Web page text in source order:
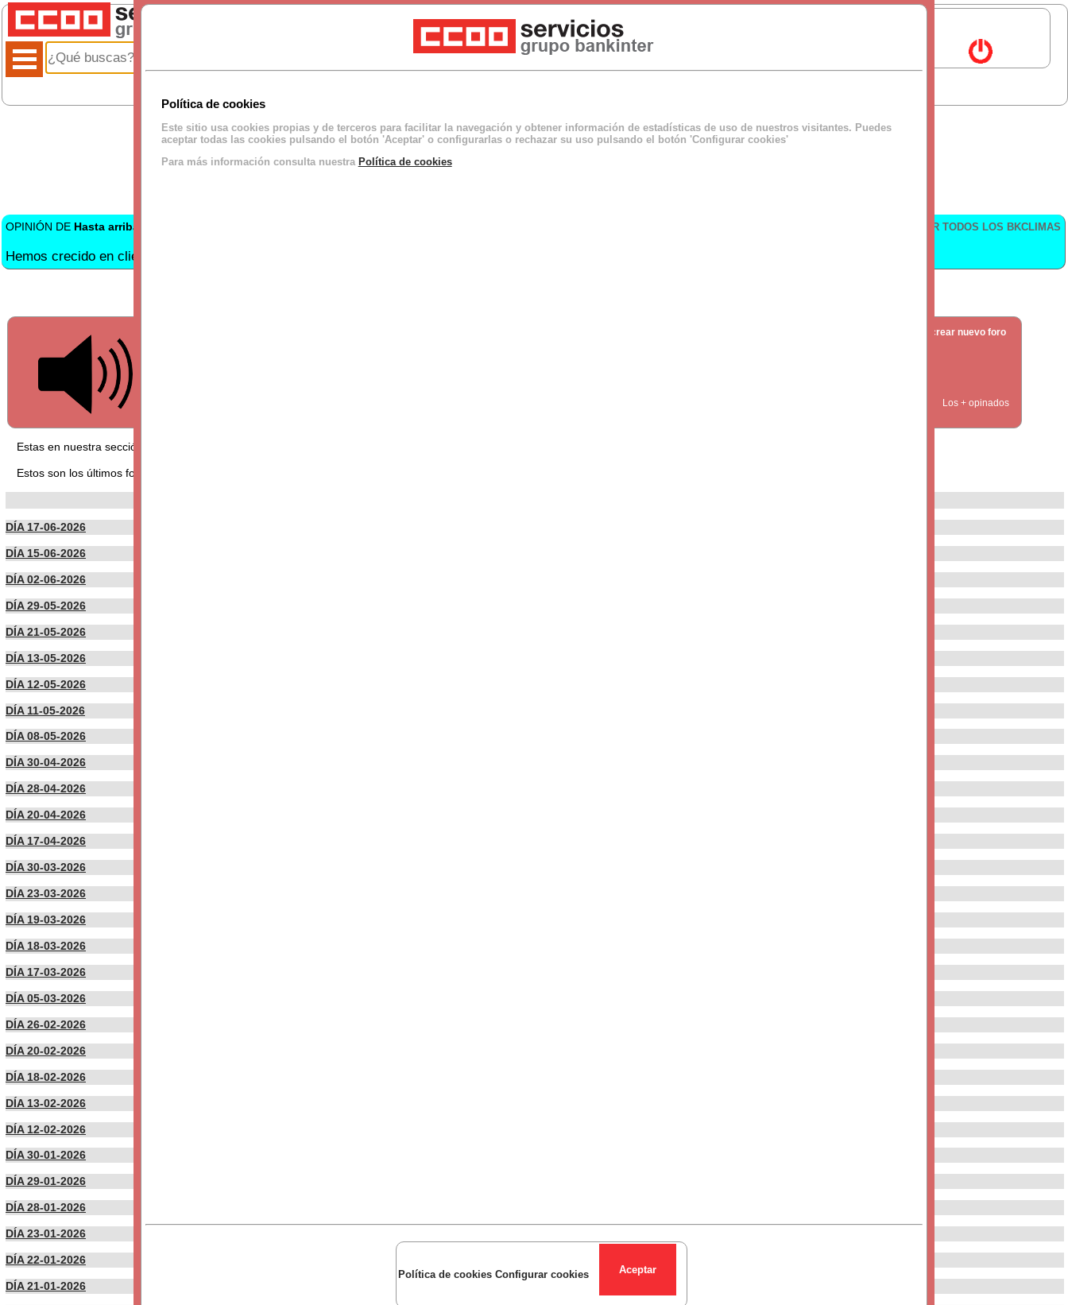
Política de cookies
Este sitio usa cookies propias y de terceros para facilitar la navegación y obtener información de estadísticas de uso de nuestros visitantes. Puedes
aceptar todas las cookies pulsando el botón 'Aceptar' o configurarlas o rechazar su uso pulsando el botón 'Configurar cookies'
Para más información consulta nuestra Política de cookies
Política de cookies Configurar cookies
OPINIÓN DE Hasta arriba VER TODOS LOS BKCLIMAS
Hemos crecido en clientes y no en personal. Vivimos perpetuamente sobrecargados de trabajo. Se pierde la ilusión por trabajar.
crear nuevo foro
Estas en nuestra sección FORO, puedes leer los foros aquí presentados o publicar uno
Estos son los últimos foros publicados por nuestros usuarios:
DÍA 17-06-2026
DÍA 15-06-2026
DÍA 02-06-2026
DÍA 29-05-2026
DÍA 21-05-2026
DÍA 13-05-2026
DÍA 12-05-2026
DÍA 11-05-2026
DÍA 08-05-2026
DÍA 30-04-2026
DÍA 28-04-2026
DÍA 20-04-2026
DÍA 17-04-2026
DÍA 30-03-2026
DÍA 23-03-2026
DÍA 19-03-2026
DÍA 18-03-2026
DÍA 17-03-2026
DÍA 05-03-2026
DÍA 26-02-2026
DÍA 20-02-2026
DÍA 18-02-2026
DÍA 13-02-2026
DÍA 12-02-2026
DÍA 30-01-2026
DÍA 29-01-2026
DÍA 28-01-2026
DÍA 23-01-2026
DÍA 22-01-2026
DÍA 21-01-2026